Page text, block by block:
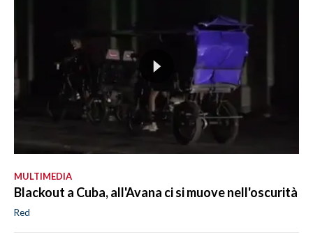
MULTIMEDIA
Blackout a Cuba, all'Avana ci si muove nell'oscurità
Red